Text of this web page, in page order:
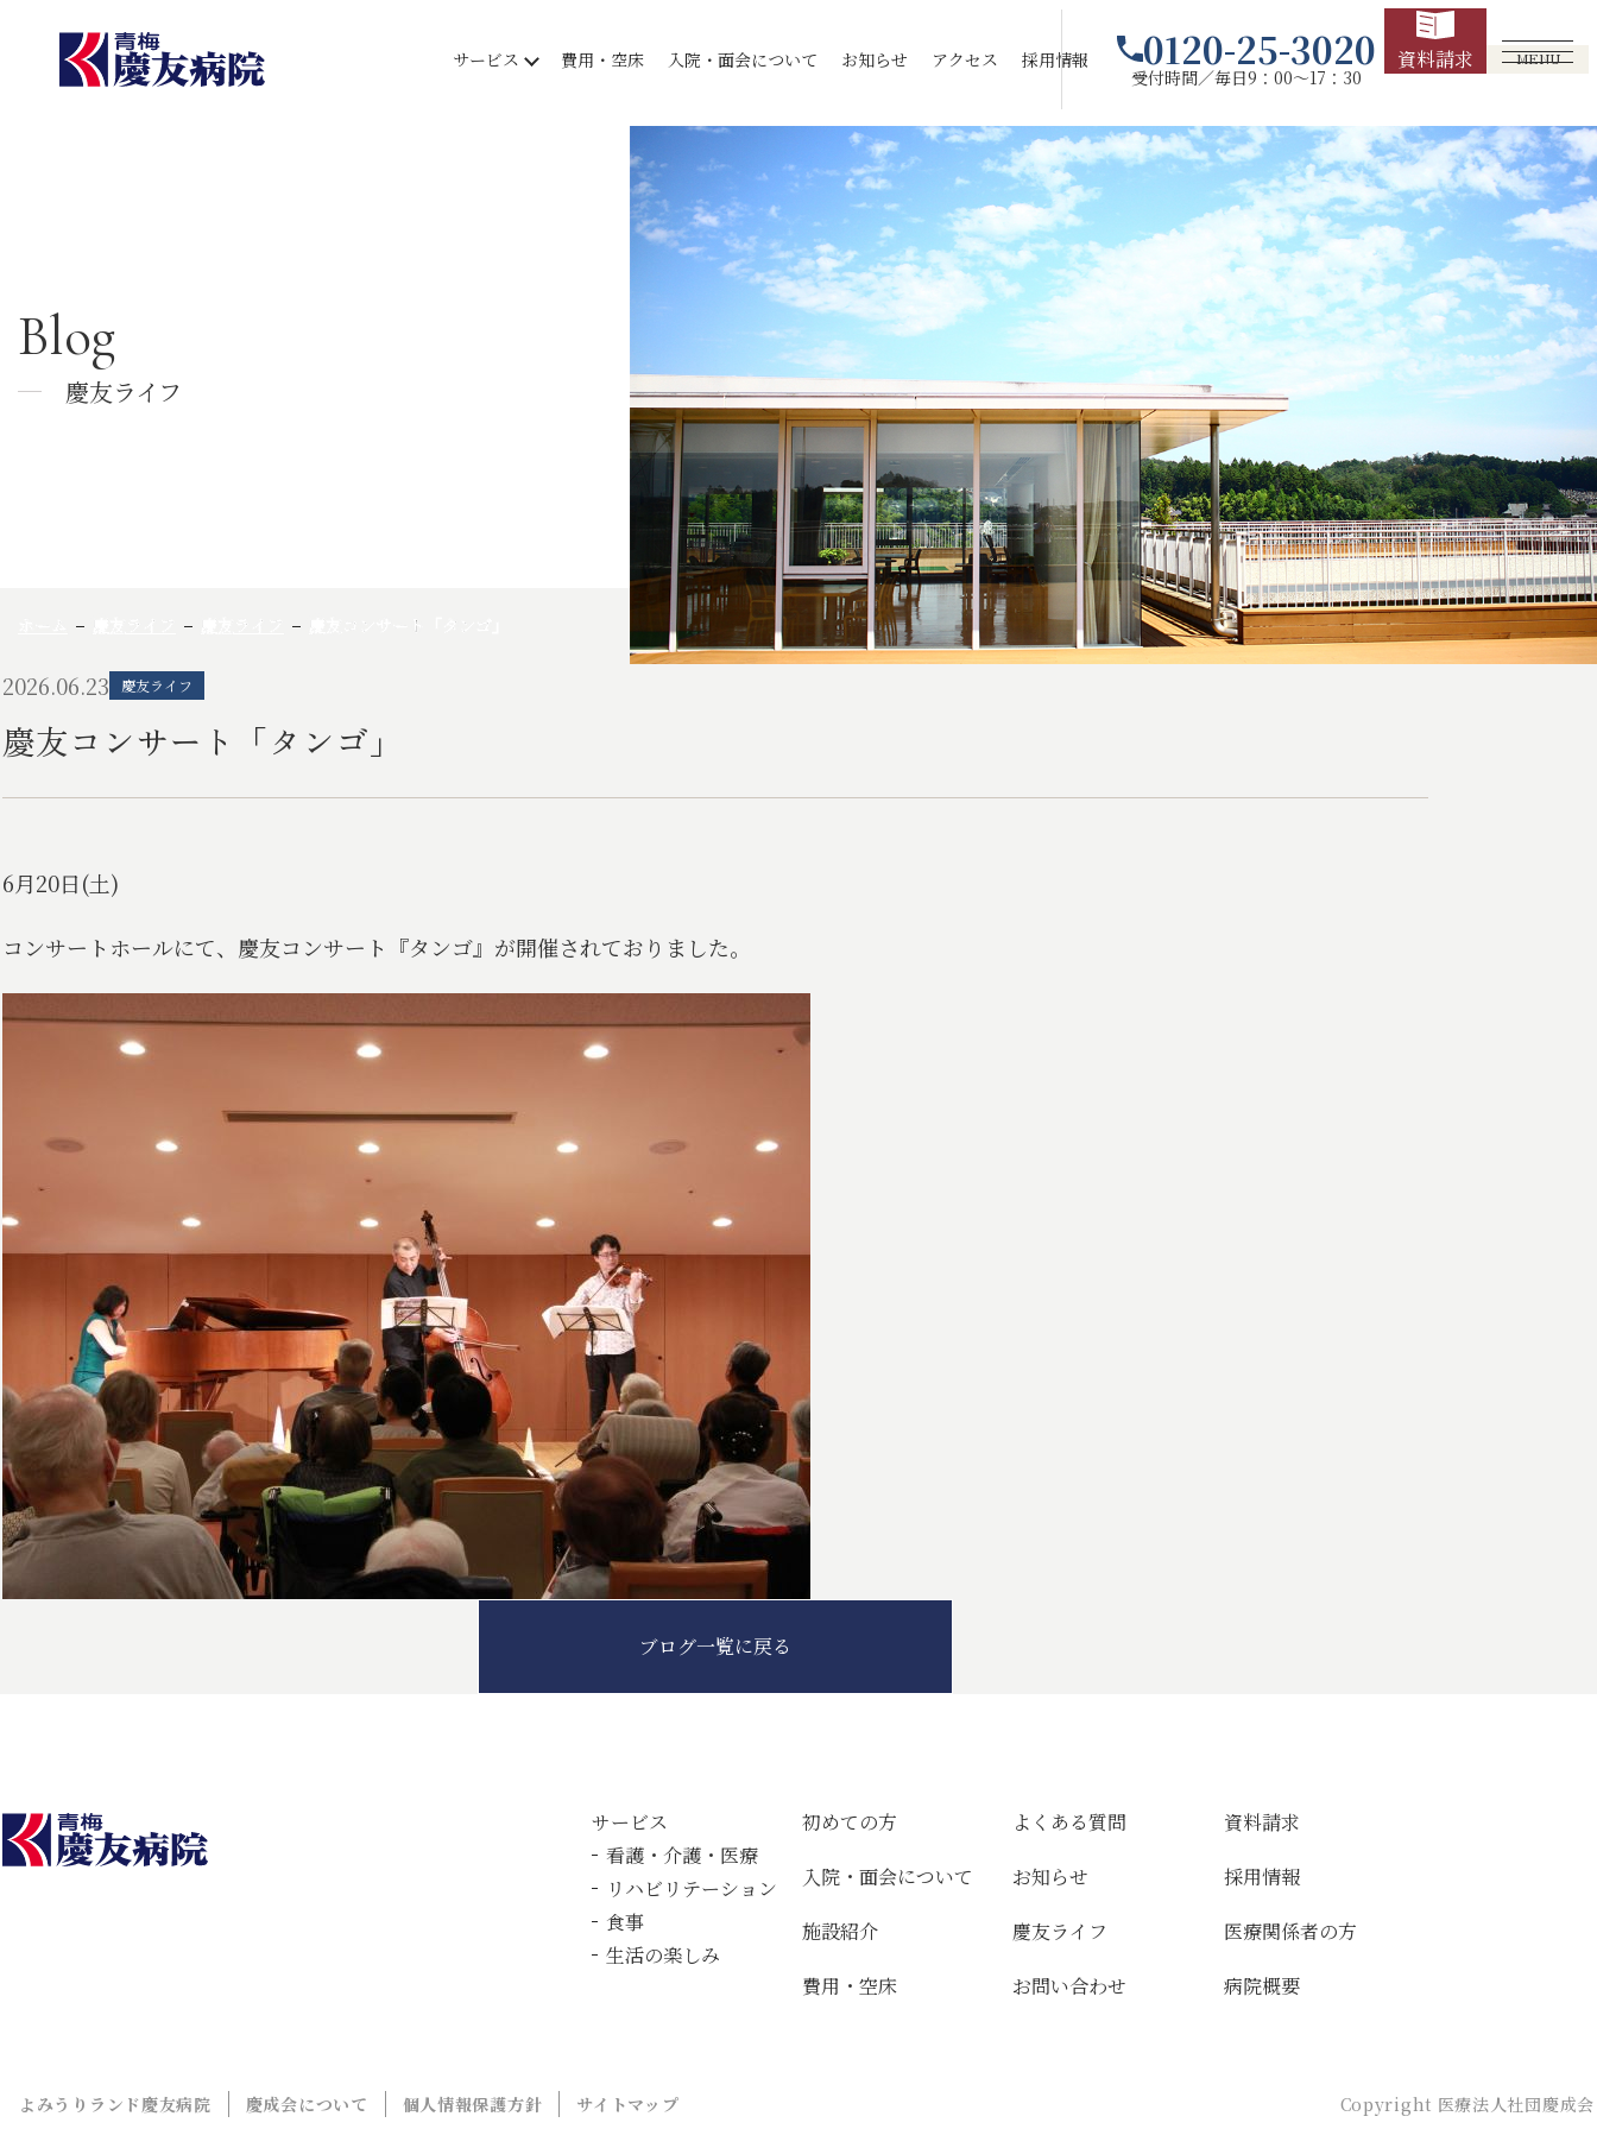
サービス 費用・空床 入院・面会について お知らせ アクセス 採用情報 0120-25-3020
受付時間／毎日9：00～17：30
資料請求 MENU
Blog
慶友ライフ
慶友ライフ 慶友ライフ 慶友コンサート「タンゴ」
2026.06.23 慶友ライフ
慶友コンサート「タンゴ」
6月20日(土)
コンサートホールにて、慶友コンサート『タンゴ』が開催されておりました。
ブログ一覧に戻る
サービス
看護・介護・医療
リハビリテーション
食事
生活の楽しみ
初めての方
入院・面会について
施設紹介
費用・空床
よくある質問
お知らせ
慶友ライフ
お問い合わせ
資料請求
採用情報
医療関係者の方
病院概要
よみうりランド慶友病院 慶成会について 個人情報保護方針 サイトマップ Copyright 医療法人社団慶成会